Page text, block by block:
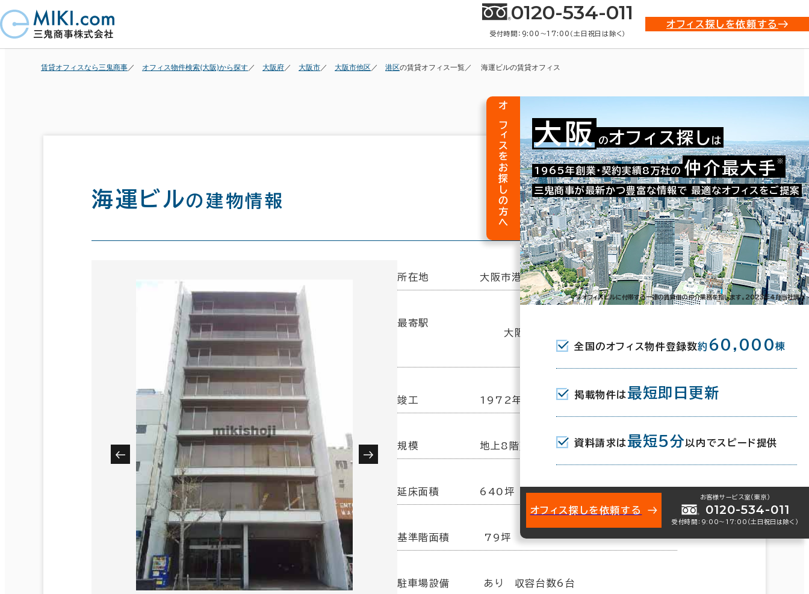
0120-534-011
受付時間：9:00〜17:00（土日祝日は除く）
オフィス探しを依頼する
賃貸オフィスなら三鬼商事 オフィス物件検索(大阪)から探す 大阪府 大阪市 大阪市他区 港区の賃貸オフィス一覧 海運ビルの賃貸オフィス
海運ビルの建物情報
お問い合わせ番号：009-02050
所在地 大阪市港区築港2-8-33
最寄駅
大阪港駅(地下鉄中央線) 4番口 3分
竣工 1972年 6月
規模 地上8階建
延床面積 640坪
基準階面積 79坪
駐車場設備 あり 収容台数6台
オフィスをお探しの方へ 大阪 のオフィス探し は
1965年創業・契約実績8万社の 仲介最大手 ※
三鬼商事が最新かつ豊富な情報で 最適なオフィスをご提案
※オフィスビルに付帯する一連の賃貸借の仲介業務を指します。2023年4月当社調べ
全国のオフィス物件登録数約 60,000棟
掲載物件は 最短即日更新
資料請求は 最短5分 以内でスピード提供
オフィス探しを依頼する
お客様サービス室（東京）
0120-534-011
受付時間：9:00〜17:00（土日祝日は除く）